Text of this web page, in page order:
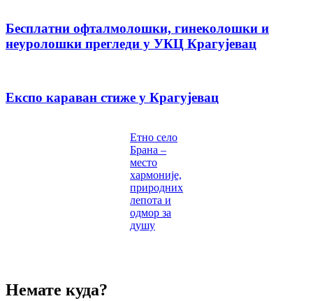
Бесплатни офталмолошки, гинеколошки и
неуролошки прегледи у УКЦ Крагујевац
Експо караван стиже у Крагујевац
Етно село
Брана –
место
хармоније,
природних
лепота и
одмор за
душу
Немате куда?